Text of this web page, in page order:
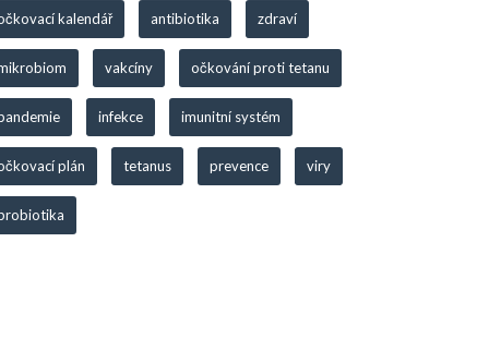
kalendář antibiotika zdraví
vakcíny očkování proti tetanu
infekce imunitní systém
plán tetanus prevence viry